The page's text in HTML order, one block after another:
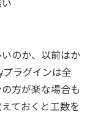
のか、以前はか
ラグインは全
方が楽な場合も
ておくと工数を